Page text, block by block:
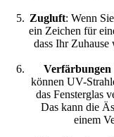
Zugluft: Wenn
ein Zeichen für
dass Ihr
Verfärbungen
können UV-
das Fensterglas
Das kann die
einem